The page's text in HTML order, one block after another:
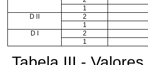
1
D II
2
1
D I
2
1